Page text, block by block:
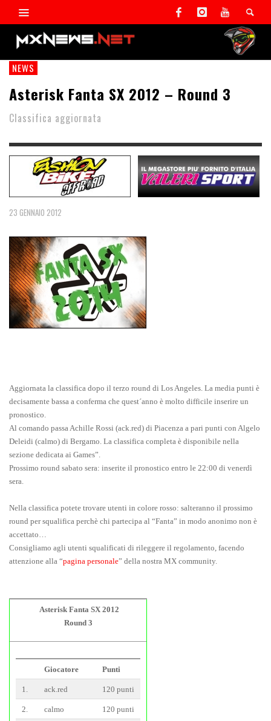
NEWS
Asterisk Fanta SX 2012 – Round 3
Classifica aggiornata
23 GENNAIO 2012
Aggiornata la classifica dopo il terzo round di Los Angeles. La media punti è
decisamente bassa a conferma che quest´anno è molto difficile inserire un
pronostico.
Al comando passa Achille Rossi (ack.red) di Piacenza a pari punti con Algelo
Deleidi (calmo) di Bergamo. La classifica completa è disponibile nella
sezione dedicata ai Games”.
Prossimo round sabato sera: inserite il pronostico entro le 22:00 di venerdì
sera.
Nella classifica potete trovare utenti in colore rosso: salteranno il prossimo
round per squalifica perchè chi partecipa al “Fanta” in modo anonimo non è
accettato…
Consigliamo agli utenti squalificati di rileggere il regolamento, facendo
attenzione alla “pagina personale” della nostra MX community.
Asterisk Fanta SX 2012
Round 3
Giocatore Punti
1. ack.red 120 punti
2. calmo 120 punti